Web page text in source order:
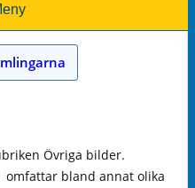
Övriga bilder.
bland annat olika